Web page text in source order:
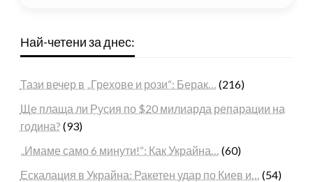
Най-четени за днес:
Тази вечер в „Грехове и рози“: Берак…
(216)
Ще плаща ли Русия по $20 милиарда репарации на
година? (93)
„Имаме само 6 минути!“: Как Украйна…
(60)
Ескалация в Украйна: Ракетен удар по Киев и…
(54)